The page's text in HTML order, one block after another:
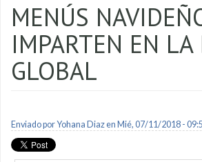
MENÚS
IMPARTEN EN LA
GLOBAL
Enviado porYohana Diazen Mié, 07/11/2018 -